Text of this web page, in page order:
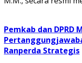
Pemkab dan DPRD
Ranperda Strategis